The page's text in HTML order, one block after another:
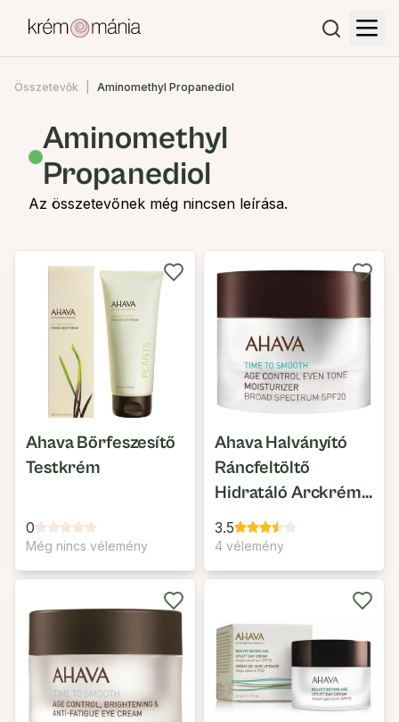
Összetevők Aminomethyl Propanediol
Aminomethyl
Propanediol
Az összetevőnek még nincsen leírása.
Ahava Bőrfeszesítő
Testkrém
0
Még nincs vélemény
Ahava Halványító
Ráncfeltöltő
Hidratáló Arckrém
SPF20
3.5
4 vélemény